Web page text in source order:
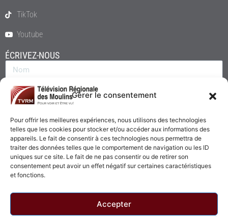
Gérer le consentement
Pour offrir les meilleures expériences, nous utilisons des technologies
telles que les cookies pour stocker et/ou accéder aux informations des
appareils. Le fait de consentir à ces technologies nous permettra de
traiter des données telles que le comportement de navigation ou les ID
uniques sur ce site. Le fait de ne pas consentir ou de retirer son
consentement peut avoir un effet négatif sur certaines caractéristiques
et fonctions.
Accepter
TikTok
Youtube
ÉCRIVEZ-NOUS